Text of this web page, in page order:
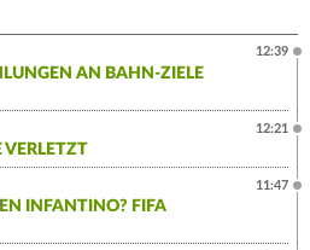
AN BAHN-ZIELE
12:39
VERLETZT
12:21
INFANTINO? FIFA
11:47